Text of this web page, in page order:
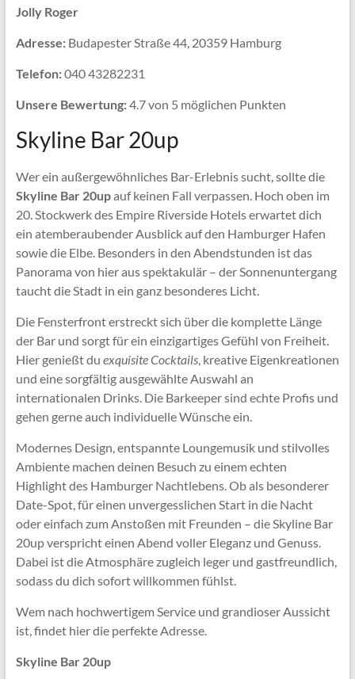
Jolly Roger
Adresse:Budapester Straße 44, 20359 Hamburg
Telefon:040 43282231
Unsere Bewertung:4.7 von 5 möglichen Punkten
Skyline Bar 20up
Wer ein außergewöhnliches Bar-Erlebnis sucht, sollte die
Skyline Bar 20upauf keinen Fall verpassen. Hoch oben im
20. Stockwerk des Empire Riverside Hotels erwartet dich
ein atemberaubender Ausblick auf den Hamburger Hafen
sowie die Elbe. Besonders in den Abendstunden ist das
Panorama von hier aus spektakulär – der Sonnenuntergang
taucht die Stadt in ein ganz besonderes Licht.
Die Fensterfront erstreckt sich über die komplette Länge
der Bar und sorgt für ein einzigartiges Gefühl von Freiheit.
Hier genießt du exquisite Cocktails, kreative Eigenkreationen
und eine sorgfältig ausgewählte Auswahl an
internationalen Drinks. Die Barkeeper sind echte Profis und
gehen gerne auch individuelle Wünsche ein.
Modernes Design, entspannte Loungemusik und stilvolles
Ambiente machen deinen Besuch zu einem echten
Highlight des Hamburger Nachtlebens. Ob als besonderer
Date-Spot, für einen unvergesslichen Start in die Nacht
oder einfach zum Anstoßen mit Freunden – die Skyline Bar
20up verspricht einen Abend voller Eleganz und Genuss.
Dabei ist die Atmosphäre zugleich leger und gastfreundlich,
sodass du dich sofort willkommen fühlst.
Wem nach hochwertigem Service und grandioser Aussicht
ist, findet hier die perfekte Adresse.
Skyline Bar 20up